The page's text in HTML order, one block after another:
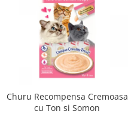
Churu Recompensa Cremoasa
cu Ton si Somon